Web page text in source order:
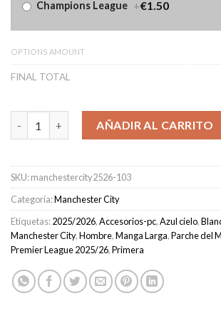
Champions League +€1.50
OPTIONS AMOUNT
FINAL TOTAL
Camiseta Manchester City Primera
AÑADIR AL CARRITO
SKU:manchestercity2526-103
Categoría:Manchester City
Etiquetas:2025/2026,Accesorios-pc,Azul cielo,
Manchester City,Hombre,Manga Larga,Parche del
Premier League 2025/26,Primera